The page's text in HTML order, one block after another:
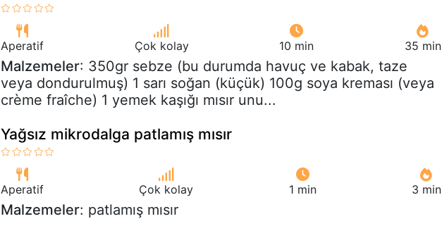
Aperatif Çok kolay 10 min 35 min
Malzemeler: 350gr sebze (bu durumda havuç ve kabak, taze
veya dondurulmuş) 1 sarı soğan (küçük) 100g soya kreması (veya
crème fraîche) 1 yemek kaşığı mısır unu...
Yağsız mikrodalga patlamış mısır
Aperatif Çok kolay 1 min 3 min
Malzemeler: patlamış mısır